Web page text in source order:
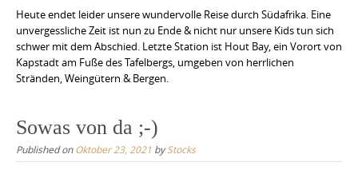
Heute endet leider unsere wundervolle Reise durch Südafrika. Eine
unvergessliche Zeit ist nun zu Ende & nicht nur unsere Kids tun sich
schwer mit dem Abschied. Letzte Station ist Hout Bay, ein Vorort von
Kapstadt am Fuße des Tafelbergs, umgeben von herrlichen
Stränden, Weingütern & Bergen.
Sowas von da ;-)
Published onOktober 23, 2021 byStocks